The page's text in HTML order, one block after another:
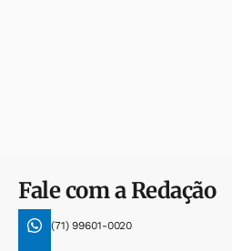
Fale com a Redação
(71) 99601-0020